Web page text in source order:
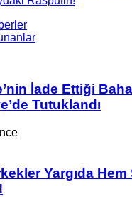
İade Ettiği
Tutuklandı
Yargıda